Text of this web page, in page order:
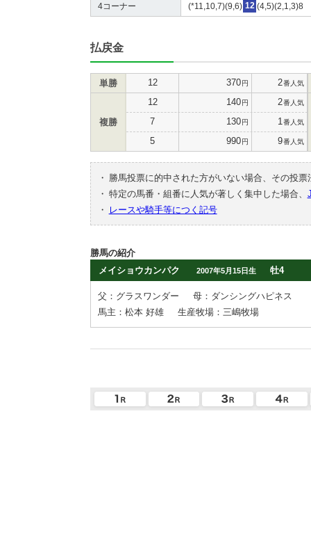
4コーナー (*11,10,7)(9,6) 12 (4,5)(2,1,3)8
払戻金
単勝 12 370円 2番人気
複勝
12 140円 2番人気
7 130円 1 番人気
5 990円 9番人気
・
勝馬投票に的中された方がいない場合、その投
・ 特定の馬番・組番に人気が著しく集中した場合、
・
レースや騎手等につく記号
勝馬の紹介
メイショウカンパク
2007年5月15日生 牡4
父：グラスワンダー
母：ダンシングハピネス
馬主：松本 好雄
生産牧場：三嶋牧場